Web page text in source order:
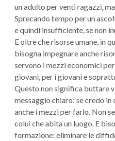
un adulto per venti ragazzi,
Sprecando tempo per un
e quindi insufficiente, se non
E oltre che risorse umane, in
bisogna impegnare anche
servono i mezzi economici
giovani, per i giovani e
Questo non significa buttare
messaggio chiaro: se credo
anche i mezzi per farlo. Non
colui che abita un luogo. E
formazione: eliminare le